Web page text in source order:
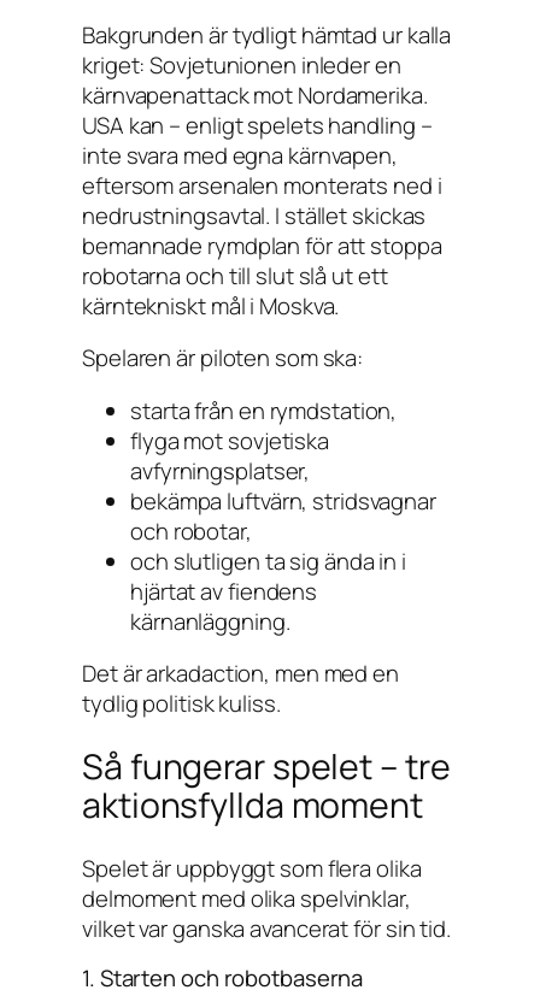
Bakgrunden är tydligt hämtad ur kalla
kriget: Sovjetunionen inleder en
kärnvapenattack mot Nordamerika.
USA kan – enligt spelets handling –
inte svara med egna kärnvapen,
eftersom arsenalen monterats ned i
nedrustningsavtal. I stället skickas
bemannade rymdplan för att stoppa
robotarna och till slut slå ut ett
kärntekniskt mål i Moskva.
Spelaren är piloten som ska:
starta från en rymdstation,
flyga mot sovjetiska
avfyrningsplatser,
bekämpa luftvärn, stridsvagnar
och robotar,
och slutligen ta sig ända in i
hjärtat av fiendens
kärnanläggning.
Det är arkadaction, men med en
tydlig politisk kuliss.
Så fungerar spelet – tre
aktionsfyllda moment
Spelet är uppbyggt som flera olika
delmoment med olika spelvinklar,
vilket var ganska avancerat för sin tid.
1. Starten och robotbaserna